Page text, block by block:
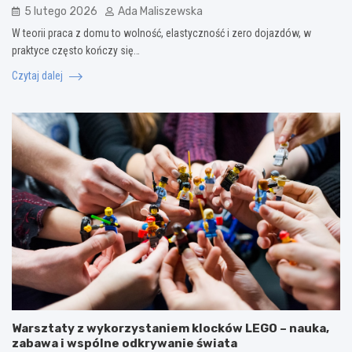
5 lutego 2026 Ada Maliszewska
W teorii praca z domu to wolność, elastyczność i zero dojazdów, w
praktyce często kończy się…
Czytaj dalej
Warsztaty z wykorzystaniem klocków LEGO – nauka,
zabawa i wspólne odkrywanie świata